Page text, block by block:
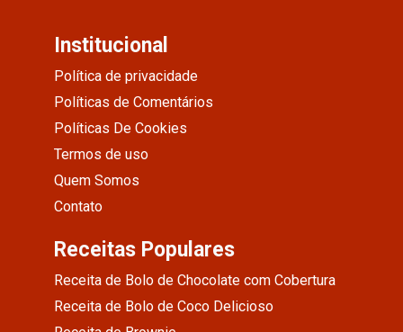
Institucional
Política de privacidade
Políticas de Comentários
Políticas De Cookies
Termos de uso
Quem Somos
Contato
Receitas Populares
Receita de Bolo de Chocolate com Cobertura
Receita de Bolo de Coco Delicioso